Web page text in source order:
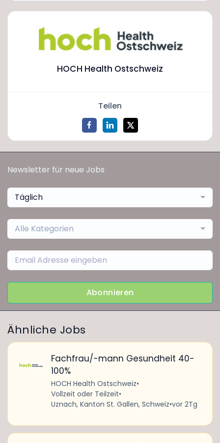
HOCH Health Ostschweiz
Teilen
Newsletter für neue Jobs
Täglich
Alle Kategorien
Abonnieren
Ähnliche Jobs
Fachfrau/-mann Gesundheit 40-
100%
HOCH Health Ostschweiz•
Vollzeit oder Teilzeit•
Uznach, Kanton St. Gallen, Schweiz•vor 2Tg